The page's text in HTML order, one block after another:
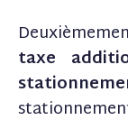
taxe